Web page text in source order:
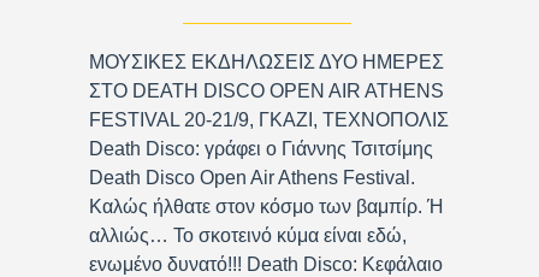
ΜΟΥΣΙΚΕΣ ΕΚΔΗΛΩΣΕΙΣ ΔΥΟ ΗΜΕΡΕΣ
ΣΤΟ DEATH DISCO OPEN AIR ATHENS
FESTIVAL 20-21/9, ΓΚΑΖΙ, ΤΕΧΝΟΠΟΛΙΣ
Death Disco: γράφει ο Γιάννης Τσιτσίμης
Death Disco Open Air Athens Festival.
Καλώς ήλθατε στον κόσμο των βαμπίρ. Ή
αλλιώς… Το σκοτεινό κύμα είναι εδώ,
ενωμένο δυνατό!!! Death Disco: Κεφάλαιο